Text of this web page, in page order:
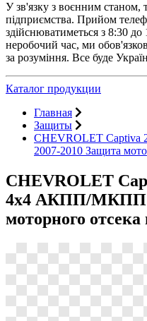
У зв'язку з воєнним станом,
підприємства. Прийом
здійснюватиметься з 8:30
неробочий час, ми
за розуміння. Все буде
Каталог продукции
Главная
Защиты
CHEVROLET
2007-2010 Защита
CHEVROLET
4х4 АКПП/МКПП
моторного